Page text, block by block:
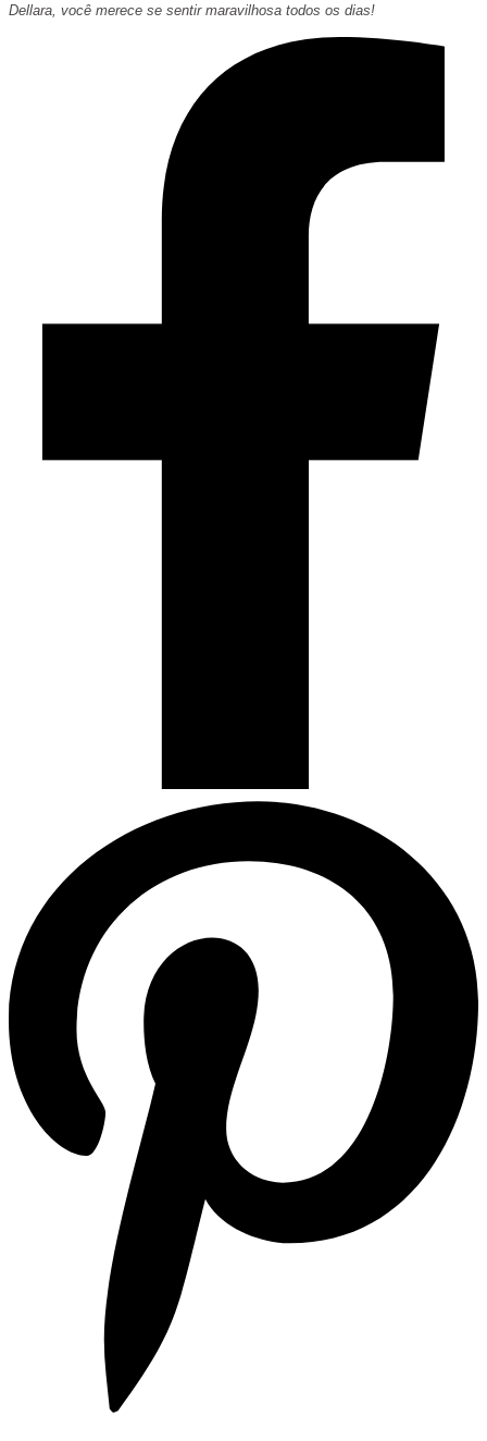
Dellara, você merece se sentir maravilhosa todos os dias!